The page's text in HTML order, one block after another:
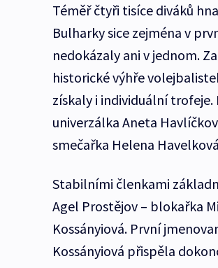
Téměř čtyři tisíce diváků
Bulharky sice zejména v
nedokázaly ani v jednom.
historické výhře
získaly i individuální
univerzálka Aneta
smečařka Helena
Stabilními členkami
Agel Prostějov – blokařka
Kossányiová. První
Kossányiová přispěla